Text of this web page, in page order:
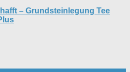
– Grundsteinlegung Tee